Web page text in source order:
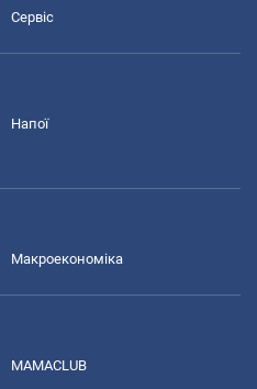
Сервіс
Напої
Макроекономіка
MAMACLUB